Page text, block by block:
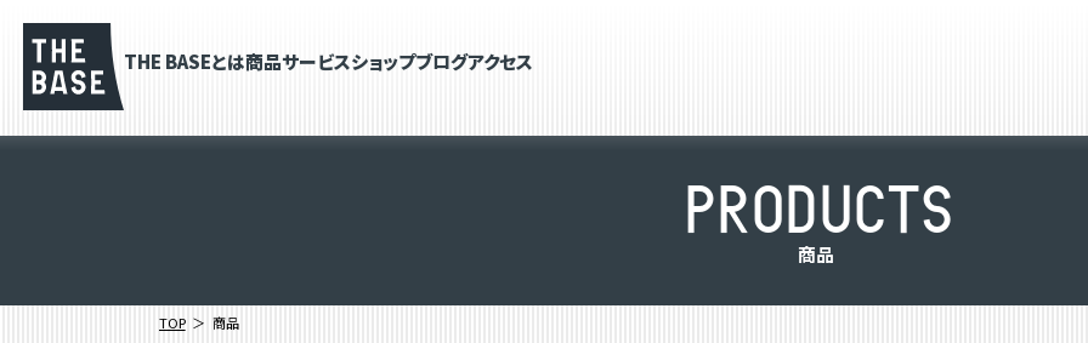
THE BASEとは商品サービスショップブログアクセス
PRODUCTS
商品
TOP 商品